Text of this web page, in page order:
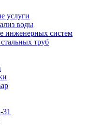
услуги
воды
инженерных систем
труб